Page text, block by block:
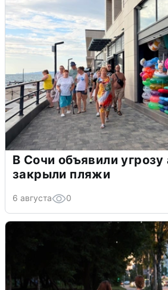
В Сочи объявили
закрыли пляжи
6 августа 0